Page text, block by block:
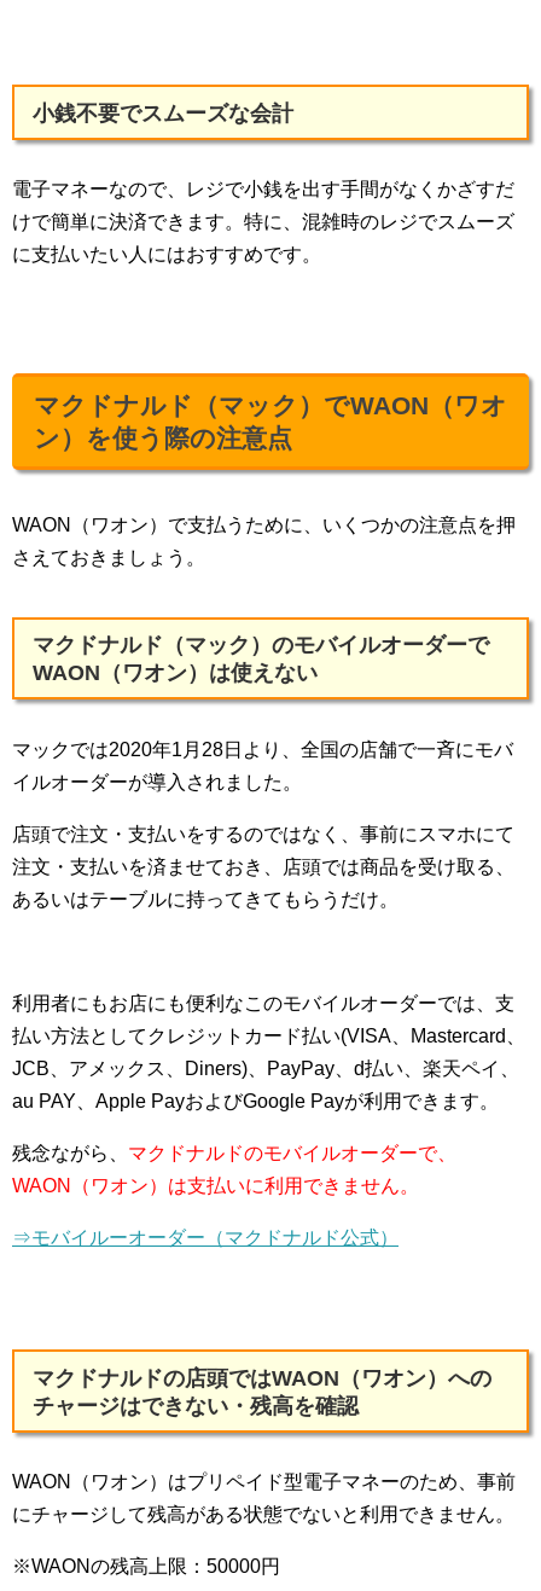
小銭不要でスムーズな会計
電子マネーなので、レジで小銭を出す手間がなくかざすだ
けで簡単に決済できます。特に、混雑時のレジでスムーズ
に支払いたい人にはおすすめです。
マクドナルド（マック）でWAON（ワオ
ン）を使う際の注意点
WAON（ワオン）で支払うために、いくつかの注意点を押
さえておきましょう。
マクドナルド（マック）のモバイルオーダーで
WAON（ワオン）は使えない
マックでは2020年1月28日より、全国の店舗で一斉にモバ
イルオーダーが導入されました。
店頭で注文・支払いをするのではなく、事前にスマホにて
注文・支払いを済ませておき、店頭では商品を受け取る、
あるいはテーブルに持ってきてもらうだけ。
利用者にもお店にも便利なこのモバイルオーダーでは、支
払い方法としてクレジットカード払い(VISA、Mastercard、
JCB、アメックス、Diners)、PayPay、d払い、楽天ペイ、
au PAY、Apple PayおよびGoogle Payが利用できます。
残念ながら、 マクドナルドのモバイルオーダーで、
WAON（ワオン）は支払いに利用できません。
⇒モバイルーオーダー（マクドナルド公式）
マクドナルドの店頭ではWAON（ワオン）への
チャージはできない・残高を確認
WAON（ワオン）はプリペイド型電子マネーのため、事前
にチャージして残高がある状態でないと利用できません。
※WAONの残高上限：50000円